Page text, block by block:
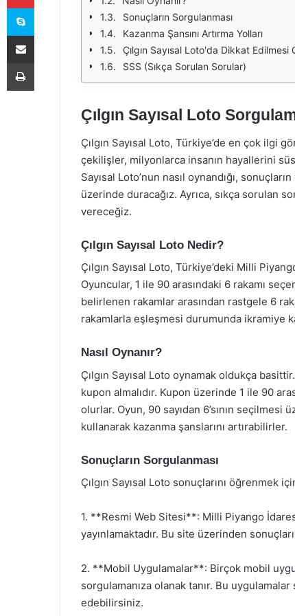
Sonuçların Sorgulanması
Kazanma Şansını Artırma Yolları
Çılgın Sayısal Loto'da Dikkat Edilmesi
SSS (Sıkça Sorulan Sorular)
Çılgın Sayısal Loto
Çılgın Sayısal Loto, Türkiye’de en çok ilgi
çekilişler, milyonlarca insanın hayallerini
Sayısal Loto’nun nasıl oynandığı,
üzerinde duracağız. Ayrıca, sıkça sorulan
vereceğiz.
Çılgın Sayısal Loto Nedir?
Çılgın Sayısal Loto, Türkiye’deki Milli
Oyuncular, 1 ile 90 arasındaki 6 rakamı
belirlenen rakamlar arasından rastgele 6
rakamlarla eşleşmesi durumunda ikramiye
Nasıl Oynanır?
Çılgın Sayısal Loto oynamak oldukça
kupon almalıdır. Kupon üzerinde 1 ile 90
olurlar. Oyun, 90 sayıdan 6’sının
kullanarak kazanma şanslarını artırabilirler.
Sonuçların Sorgulanması
Çılgın Sayısal Loto sonuçlarını öğrenmek
1. **Resmi Web Sitesi**: Milli Piyango
yayınlamaktadır. Bu site üzerinden
2. **Mobil Uygulamalar**: Birçok mobil
sorgulamanıza olanak tanır. Bu
edebilirsiniz.
Skype
E-Posta ile paylaş